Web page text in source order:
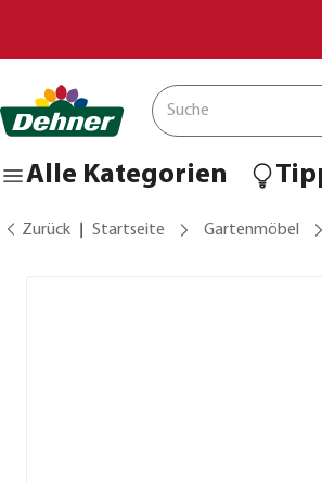
Alle Kategorien
Zurück Startseite Gartenmöbel